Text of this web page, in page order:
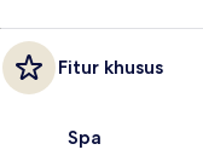
Fitur khusus
Spa